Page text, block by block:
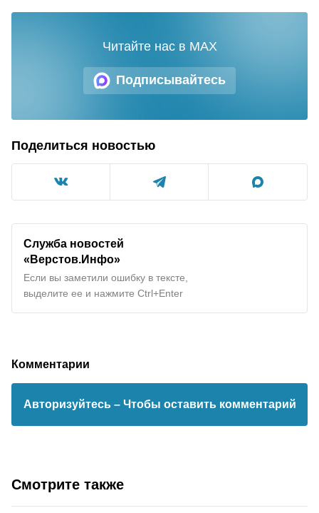
Подписывайтесь
Читайте нас в MAX
Поделиться новостью
Служба новостей
«Верстов.Инфо»
Если вы заметили ошибку в тексте,
выделите ее и нажмите Ctrl+Enter
Комментарии
Авторизуйтесь – Чтобы оставить комментарий
Смотрите также